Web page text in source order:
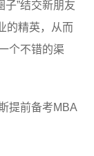
子”结交新朋友
的精英，从而
个不错的渠
提前备考MBA